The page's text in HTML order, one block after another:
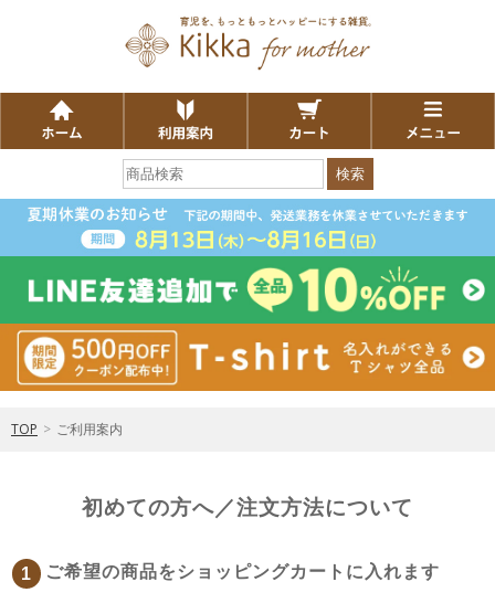
検索
TOP > ご利用案内
初めての方へ／注文方法について
1 ご希望の商品をショッピングカートに入れます